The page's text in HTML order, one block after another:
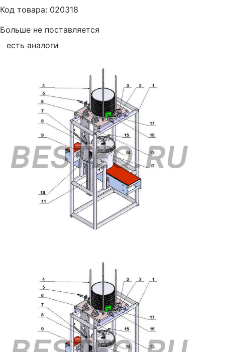
Код товара: 020318
Больше не поставляется
есть аналоги